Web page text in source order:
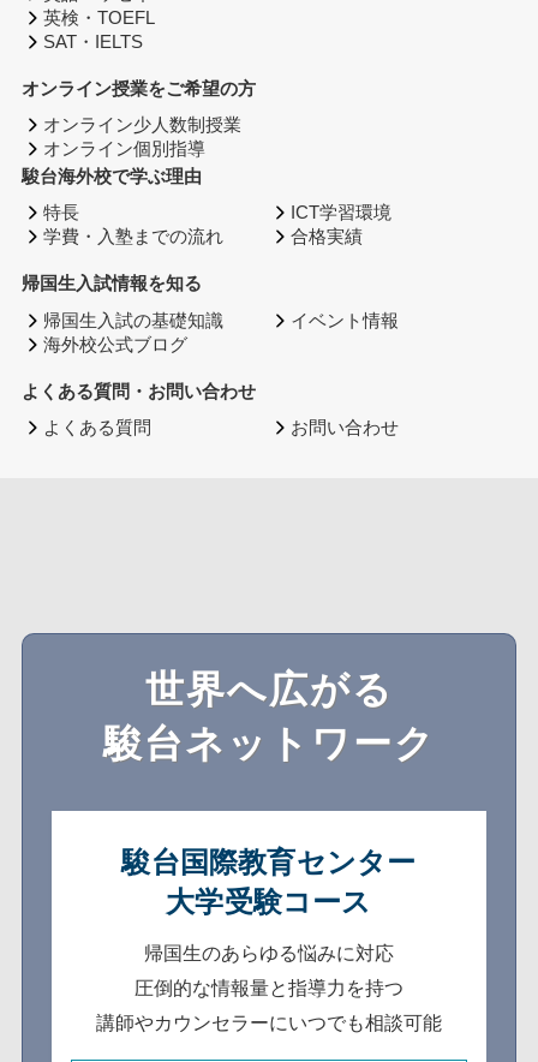
英検・TOEFL
SAT・IELTS
オンライン授業をご希望の方
オンライン少人数制授業
オンライン個別指導
駿台海外校で学ぶ理由
特長
学費・入塾までの流れ
ICT学習環境
合格実績
帰国生入試情報を知る
帰国生入試の基礎知識
海外校公式ブログ
イベント情報
よくある質問・お問い合わせ
よくある質問
お問い合わせ
世界へ広がる
駿台ネットワーク
駿台国際教育センター
大学受験コース
帰国生のあらゆる悩みに対応
圧倒的な情報量と指導力を持つ
講師やカウンセラーにいつでも相談可能